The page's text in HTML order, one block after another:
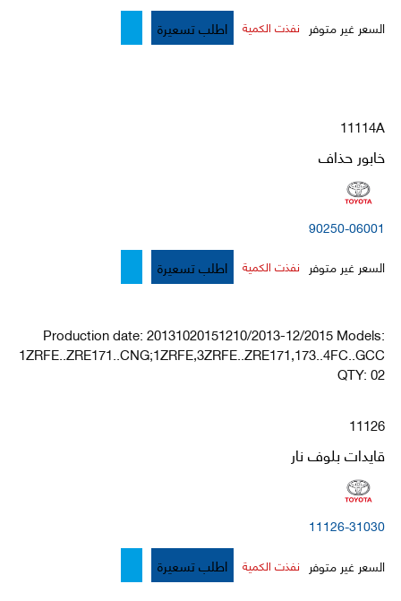
السعر غير متوفر نفذت الكمية اطلب تسعيرة
11114A
خابور حذاف
90250-06001
السعر غير متوفر نفذت الكمية اطلب تسعيرة
Production date: 20131020151210/2013-12/2015 Models:
1ZRFE..ZRE171..CNG;1ZRFE,3ZRFE..ZRE171,173..4FC..GCC
QTY: 02
11126
قايدات بلوف نار
11126-31030
السعر غير متوفر نفذت الكمية اطلب تسعيرة